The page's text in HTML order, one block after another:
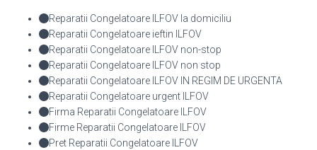
Reparatii Congelatoare ILFOV la domiciliu
Reparatii Congelatoare ieftin ILFOV
Reparatii Congelatoare ILFOV non-stop
Reparatii Congelatoare ILFOV non stop
Reparatii Congelatoare ILFOV IN REGIM DE URGENTA
Reparatii Congelatoare urgent ILFOV
Firma Reparatii Congelatoare ILFOV
Firme Reparatii Congelatoare ILFOV
Pret Reparatii Congelatoare ILFOV